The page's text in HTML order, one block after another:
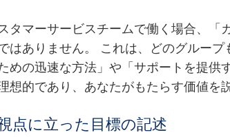
タマーサービスチームで働く場合、「
はありません。 これは、どのグルー
めの迅速な方法」や「サポートを提供
想的であり、あなたがもたらす価値を
点に立った目標の記述